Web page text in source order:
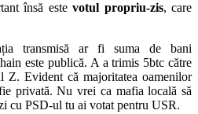
însă estevotul propriu-zis, care
transmisă ar fi suma de bani
este publică. A a trimis 5btc către
Evident că majoritatea oamenilor
privată. Nu vrei ca mafia locală să
cu PSD-ul tu ai votat pentru USR.